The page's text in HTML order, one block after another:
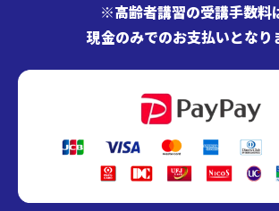
※高齢者講習の受講手数料
現金のみでのお支払いとなり